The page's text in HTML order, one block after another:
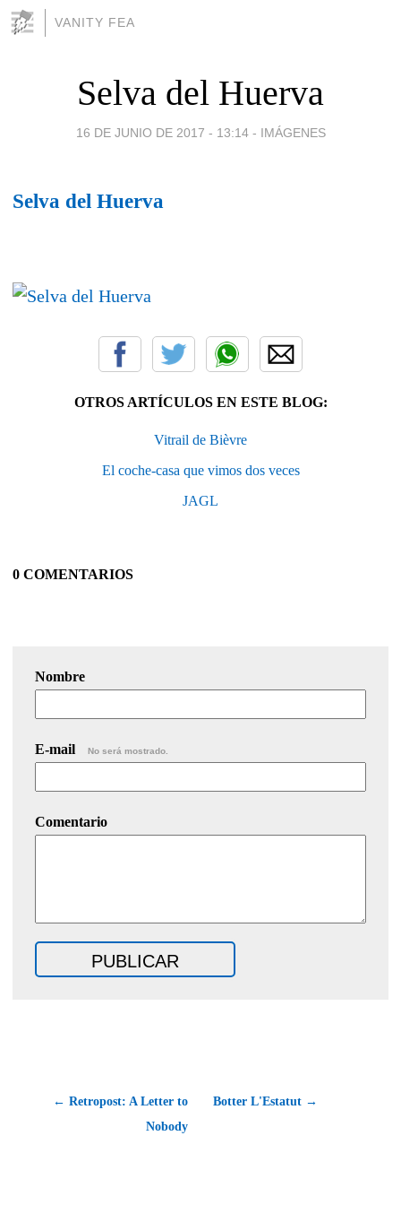
VANITY FEA
Selva del Huerva
16 DE JUNIO DE 2017 - 13:14 - IMÁGENES
Selva del Huerva
OTROS ARTÍCULOS EN ESTE BLOG:
Vitrail de Bièvre
El coche-casa que vimos dos veces
JAGL
0 COMENTARIOS
Nombre
E-mail No será mostrado.
Comentario
← Retropost: A Letter to
Nobody
Botter L'Estatut →